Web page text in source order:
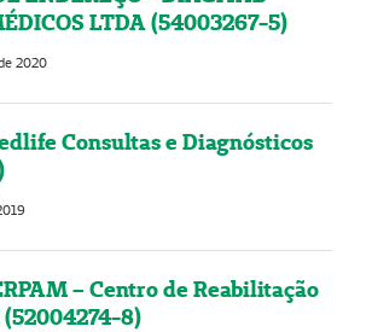
LTDA (54003267-5)
2020
Consultas e Diagnósticos
– Centro de Reabilitação
8)